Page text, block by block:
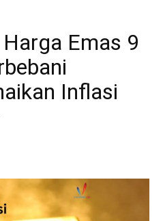
Emas 9
Inflasi